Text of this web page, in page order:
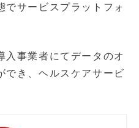
でサービスプラットフォ
入事業者にてデータのオ
でき、ヘルスケアサービ